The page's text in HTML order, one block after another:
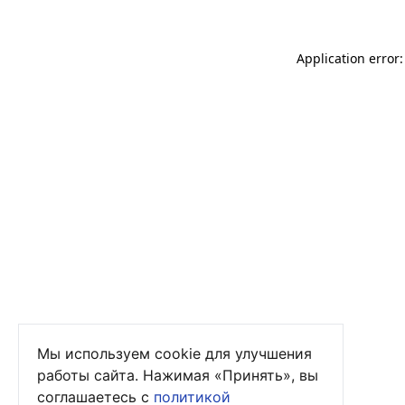
Application
Мы используем cookie для улучшения
работы сайта. Нажимая «Принять», вы
соглашаетесь с политикой